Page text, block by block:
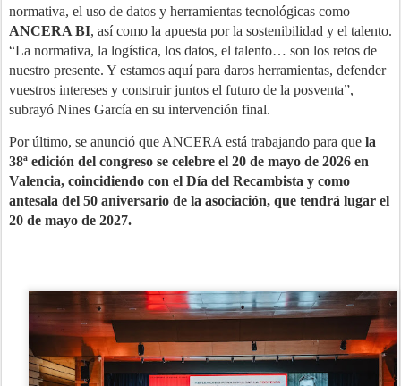
normativa, el uso de datos y herramientas tecnológicas como
ANCERA BI, así como la apuesta por la sostenibilidad y el talento.
“La normativa, la logística, los datos, el talento… son los retos de
nuestro presente. Y estamos aquí para daros herramientas, defender
vuestros intereses y construir juntos el futuro de la posventa”,
subrayó Nines García en su intervención final.
Por último, se anunció que ANCERA está trabajando para que la
38ª edición del congreso se celebre el 20 de mayo de 2026 en
Valencia, coincidiendo con el Día del Recambista y como
antesala del 50 aniversario de la asociación, que tendrá lugar el
20 de mayo de 2027.